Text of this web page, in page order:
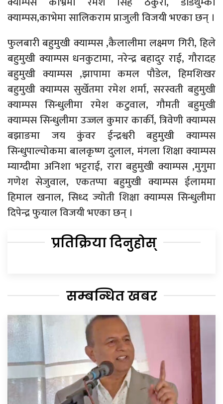
क्याम्पस,काभेमा सालिकराम प्राजुली विजयी भएका छन् ।
फुलबारी बहुमुखी क्याम्पस ,कैलालीमा लक्ष्मण गिरी, हिले
बहुमुखी क्याम्पस धनकुटामा, नरेन्द्र बहादुर राई, गौरादह
बहुमुखी क्याम्पस ,झापामा कमल पौडेल, हिमशिखर
बहुमुखी क्याम्पस सुर्खेतमा रमेश शर्मा, सरस्वती बहुमुखी
क्याम्पस सिन्धुलीमा रमेश कटुवाल, गौमती बहुमुखी
क्याम्पस सिन्धुलीमा उज्जल कुमार कार्की, त्रिवेणी क्याम्पस
बझाङमा जय कुंवर ईन्द्रश्वरी बहुमुखी क्याम्पस
सिन्धुपाल्चोकमा बालकृष्ण दुलाल, मंगला शिक्षा क्याम्पस
म्याग्दीमा अनिशा भट्टराई, रारा बहुमुखी क्याम्पस ,मुगुमा
गणेश सेजुवाल, एकतप्पा बहुमुखी क्याम्पस ईलाममा
हिमाल खनाल, सिध्द ज्योती शिक्षा क्याम्पस सिन्धुलीमा
दिपेन्द्र फुयाल विजयी भएका छन् ।
प्रतिक्रिया दिनुहोस्
सम्बन्धित खबर